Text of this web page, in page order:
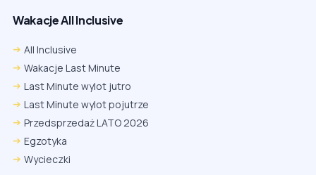
Wakacje All Inclusive
All Inclusive
Wakacje Last Minute
Last Minute wylot jutro
Last Minute wylot pojutrze
Przedsprzedaż LATO 2026
Egzotyka
Wycieczki